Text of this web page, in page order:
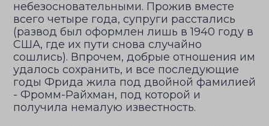
небезосновательными. Прожив вместе
всего четыре года, супруги расстались
(развод был оформлен лишь в 1940 году в
США, где их пути снова случайно
сошлись). Впрочем, добрые отношения им
удалось сохранить, и все последующие
годы Фрида жила под двойной фамилией
- Фромм-Райхман, под которой и
получила немалую известность.